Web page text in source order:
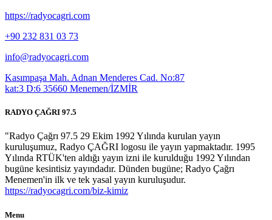
https://radyocagri.com
+90 232 831 03 73
info@radyocagri.com
Kasımpaşa Mah. Adnan Menderes Cad. No:87
kat:3 D:6 35660 Menemen/İZMİR
RADYO ÇAĞRI 97.5
"Radyo Çağrı 97.5 29 Ekim 1992 Yılında kurulan yayın
kuruluşumuz, Radyo ÇAĞRI logosu ile yayın yapmaktadır. 1995
Yılında RTÜK'ten aldığı yayın izni ile kurulduğu 1992 Yılından
bugüne kesintisiz yayındadır. Dünden bugüne; Radyo Çağrı
Menemen'in ilk ve tek yasal yayın kuruluşudur.
https://radyocagri.com/biz-kimiz
Menu